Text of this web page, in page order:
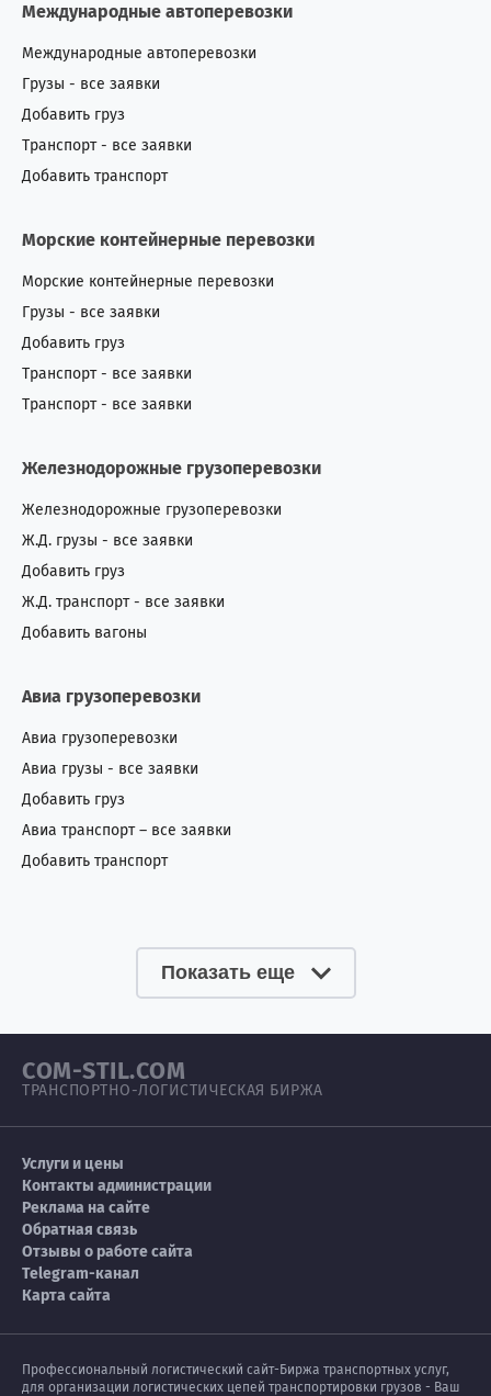
Международные автоперевозки
Международные автоперевозки
Грузы - все заявки
Добавить груз
Транспорт - все заявки
Добавить транспорт
Морские контейнерные перевозки
Морские контейнерные перевозки
Грузы - все заявки
Добавить груз
Транспорт - все заявки
Транспорт - все заявки
Железнодорожные грузоперевозки
Железнодорожные грузоперевозки
Ж.Д. грузы - все заявки
Добавить груз
Ж.Д. транспорт - все заявки
Добавить вагоны
Авиа грузоперевозки
Авиа грузоперевозки
Авиа грузы - все заявки
Добавить груз
Авиа транспорт – все заявки
Добавить транспорт
Показать еще
COM-STIL.COM
ТРАНСПОРТНО-ЛОГИСТИЧЕСКАЯ БИРЖА
Услуги и цены
Контакты администрации
Реклама на сайте
Обратная связь
Отзывы о работе сайта
Telegram-канал
Карта сайта
Профессиональный логистический сайт-Биржа транспортных услуг,
для организации логистических цепей транспортировки грузов - Ваш